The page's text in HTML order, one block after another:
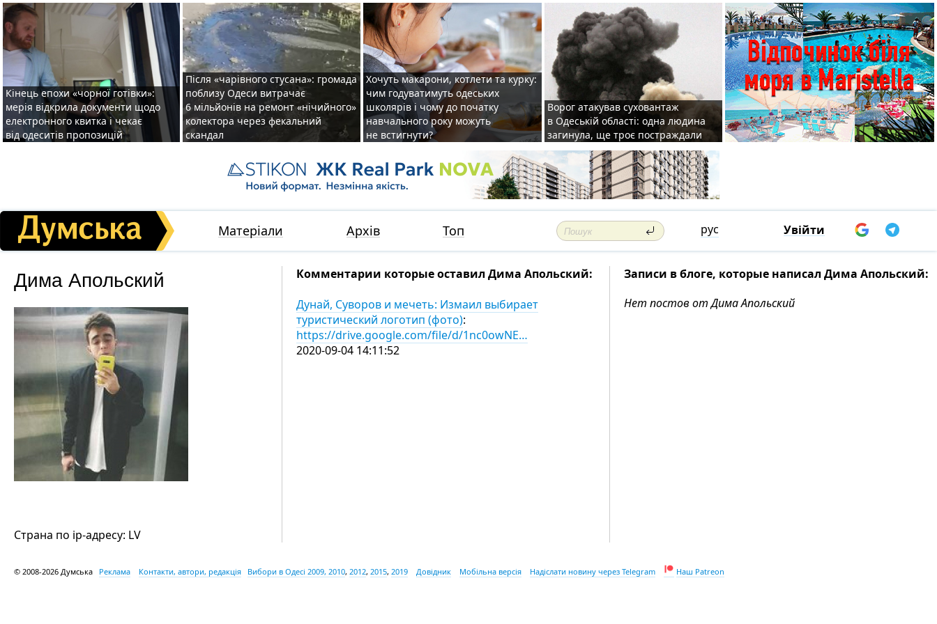
Кінець епохи «чорної готівки»:
мерія відкрила документи щодо
електронного квитка і чекає
від одеситів пропозицій
Після «чарівного стусана»: громада
поблизу Одеси витрачає
6 мільйонів на ремонт «нічийного»
колектора через фекальний
скандал
Хочуть макарони, котлети та курку:
чим годуватимуть одеських
школярів і чому до початку
навчального року можуть
не встигнути?
Ворог атакував суховантаж
в Одеській області: одна людина
загинула, ще троє постраждали
Матеріали Архів Топ рус Увійти
Дима Апольский
Страна по ip-адресу: LV
Комментарии которые оставил Дима Апольский:
Дунай, Суворов и мечеть: Измаил выбирает
туристический логотип (фото):
https://drive.google.com/file/d/1nc0owNE…
2020-09-04 14:11:52
Записи в блоге, которые написал Дима Апольский:
Нет постов от Дима Апольский
© 2008-2026 Думська Реклама Контакти, автори, редакція Вибори в Одесі 2009, 2010, 2012, 2015, 2019 Довідник Мобільна версія Надіслати новину через Telegram Наш Patreon